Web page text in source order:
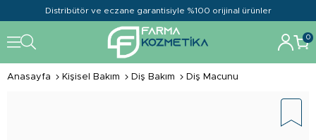
Distribütör ve eczane garantisiyle %100 orijinal ürünler
0
Anasayfa Kişisel Bakım Diş Bakım Diş Macunu